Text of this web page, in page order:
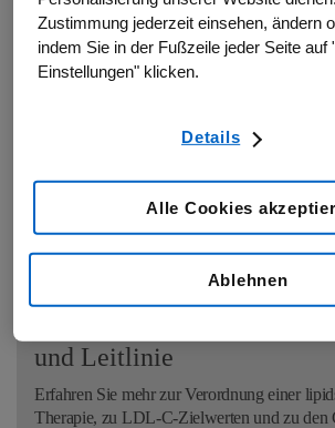
Wissenswertes für
Loggen Sie sich mit DocCheck ein und
folgenden Themen:
informationen
Alles zu Indikation, Dosierung und
Arzneimittels.
und Leitlinie
Erfahren Sie mehr zur Verordnung einer
Therapie, zu LDL-C-Zielwerten und zu den
Zustimmung jederzeit einsehen, ändern
indem Sie in der Fußzeile jeder Seite auf
Einstellungen" klicken.
Details
Ablehnen
Alle Cookies